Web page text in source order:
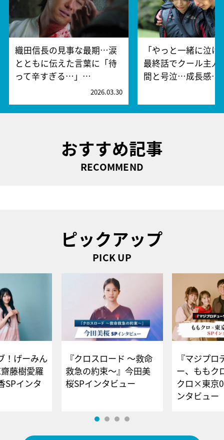
織田信長の見事な最期…涙
とともに伝えた言葉に「待
って辛すぎる…」…
2026.03.30
「やっと一緒に泣け
最終話でクール主人
間と号泣…成長感…
おすすめ記事
RECOMMEND
ピックアップ
PICK UP
！げーみん
藤樹愛羅
SPインタ
『クロスロード ～救命
救急の約束～』今田美
桜SPインタビュー
『マジプロ
ー、ももク
クロ×東京
ンタビュー